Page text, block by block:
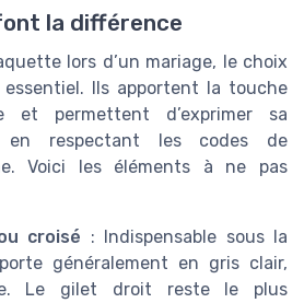
la différence
lors d’un mariage, le choix
essentiel. Ils apportent la touche
et permettent d’exprimer sa
en respectant les codes de
Voici les éléments à ne pas
croisé : Indispensable sous la
généralement en gris clair,
Le gilet droit reste le plus